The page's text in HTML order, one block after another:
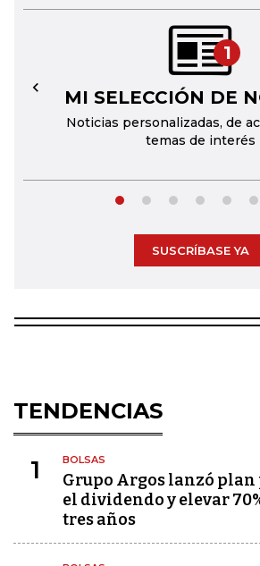
1
MI SELECCIÓN DE
Noticias personalizadas, de
temas de interés
←
SUSCRÍBASE YA
TENDENCIAS
1 BOLSAS
Grupo Argos lanzó
el dividendo y elevar
tres años